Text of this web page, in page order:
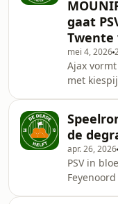
inzetten
Twente en
een
aflevering
vrijdag
gaat
Twente
mei 4, 2026
Ajax
met
onbeslist.
officieus
ieder
lijkt. Het
de
apr. 26, 2026
PSV in